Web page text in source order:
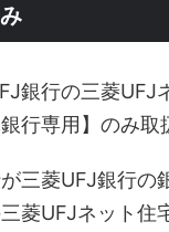
銀行の三菱UFJ
行専用】のみ取
三菱UFJ銀行の
菱UFJネット住